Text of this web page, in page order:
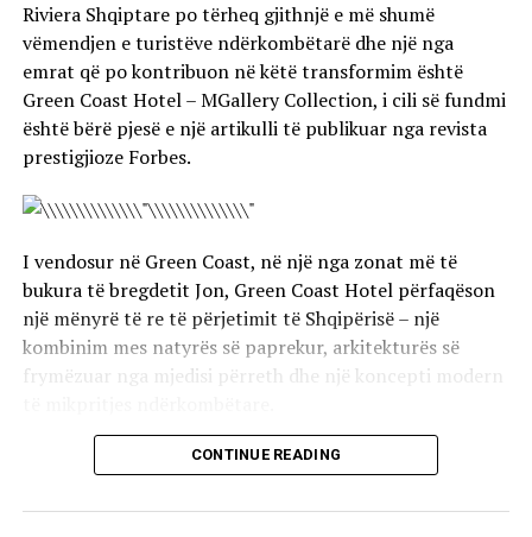
Riviera Shqiptare po tërheq gjithnjë e më shumë
vëmendjen e turistëve ndërkombëtarë dhe një nga
emrat që po kontribuon në këtë transformim është
Green Coast Hotel – MGallery Collection, i cili së fundmi
është bërë pjesë e një artikulli të publikuar nga revista
prestigjioze Forbes.
I vendosur në Green Coast, në një nga zonat më të
bukura të bregdetit Jon, Green Coast Hotel përfaqëson
një mënyrë të re të përjetimit të Shqipërisë – një
kombinim mes natyrës së paprekur, arkitekturës së
frymëzuar nga mjedisi përreth dhe një koncepti modern
Artikulli i Forbes sjell në vëmendje bukurinë e Rivierës
një sekret i ruajtur i Mesdheut dhe që sot po zbulohet
CONTINUE READING